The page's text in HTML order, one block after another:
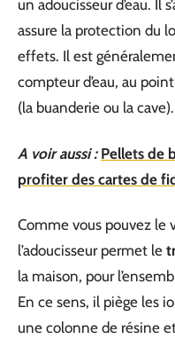
un adoucisseur d’eau. Il
assure la protection du
effets. Il est
compteur d’eau, au
(la buanderie ou la cave).
A voir aussi : Pellets de
profiter des cartes de
Comme vous pouvez le
l’adoucisseur permet le
la maison, pour
En ce sens, il piège les
une colonne de résine